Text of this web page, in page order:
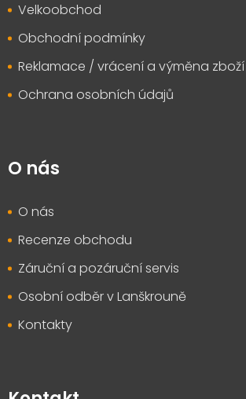
Velkoobchod
Obchodní podmínky
Reklamace / vrácení a výměna zboží
Ochrana osobních údajů
O nás
O nás
Recenze obchodu
Záruční a pozáruční servis
Osobní odběr v Lanškrouně
Kontakty